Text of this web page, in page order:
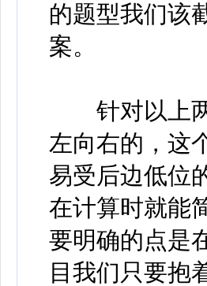
的题型我们该
案。
针对以上两
左向右的，这
易受后边低位
在计算时就能
要明确的点是
目我们只要抱